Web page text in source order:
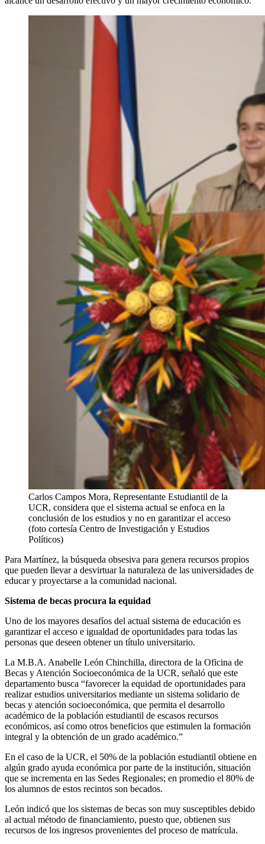
Carlos Campos Mora, Representante Estudiantil de la
UCR, considera que el sistema actual se enfoca en la
conclusión de los estudios y no en garantizar el acceso
(foto cortesía Centro de Investigación y Estudios
Políticos)
Para Martínez, la búsqueda obsesiva para genera recursos propios
que pueden llevar a desvirtuar la naturaleza de las universidades de
educar y proyectarse a la comunidad nacional.
Sistema de becas procura la equidad
Uno de los mayores desafíos del actual sistema de educación es
garantizar el acceso e igualdad de oportunidades para todas las
personas que deseen obtener un título universitario.
La M.B.A. Anabelle León Chinchilla, directora de la Oficina de
Becas y Atención Socioeconómica de la UCR, señaló que este
departamento busca “favorecer la equidad de oportunidades para
realizar estudios universitarios mediante un sistema solidario de
becas y atención socioeconómica, que permita el desarrollo
académico de la población estudiantil de escasos recursos
económicos, así como otros beneficios que estimulen la formación
integral y la obtención de un grado académico.”
En el caso de la UCR, el 50% de la población estudiantil obtiene en
algún grado ayuda económica por parte de la institución, situación
que se incrementa en las Sedes Regionales; en promedio el 80% de
los alumnos de estos recintos son becados.
León indicó que los sistemas de becas son muy susceptibles debido
al actual método de financiamiento, puesto que, obtienen sus
recursos de los ingresos provenientes del proceso de matrícula.